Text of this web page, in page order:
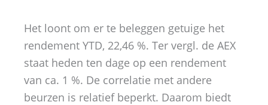
Het loont om er te beleggen getuige het
rendement YTD, 22,46 %. Ter vergl. de AEX
staat heden ten dage op een rendement
van ca. 1 %. De correlatie met andere
beurzen is relatief beperkt. Daarom biedt